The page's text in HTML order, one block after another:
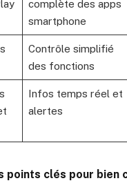
complète des apps
smartphone
Contrôle simplifié
des fonctions
Infos temps réel et
alertes
points clés pour bien